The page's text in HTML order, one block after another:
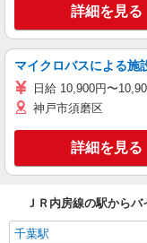
詳細を見る
マイクロバスによる施
日給 10,900円〜
神戸市須磨区
詳細を見る
ＪＲ内房線の駅から
千葉駅